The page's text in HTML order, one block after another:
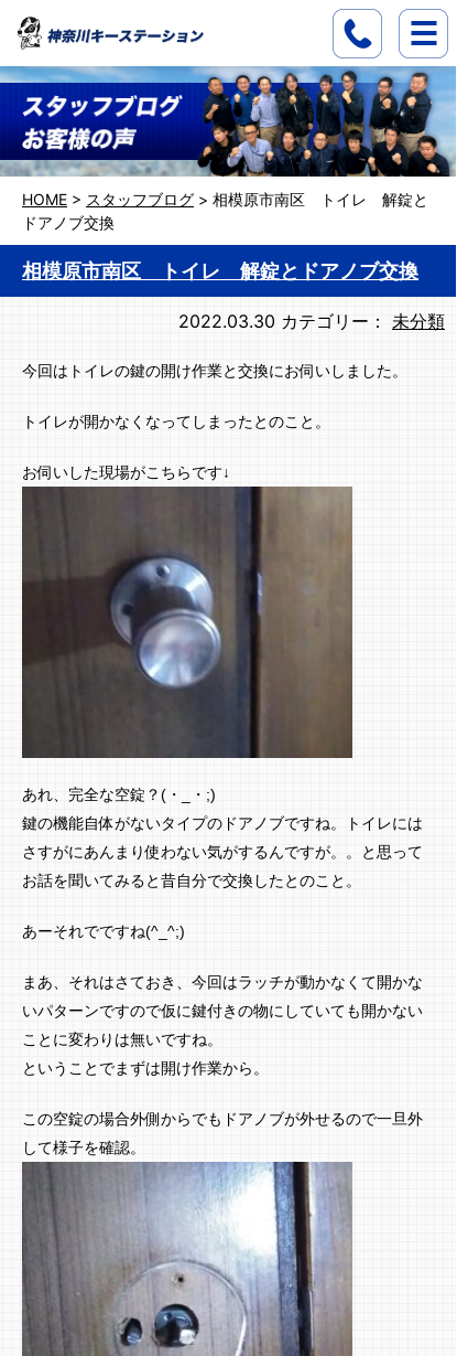
HOME > スタッフブログ > 相模原市南区 トイレ 解錠と
ドアノブ交換
相模原市南区 トイレ 解錠とドアノブ交換
2022.03.30 カテゴリー： 未分類
今回はトイレの鍵の開け作業と交換にお伺いしました。
トイレが開かなくなってしまったとのこと。
お伺いした現場がこちらです↓
あれ、完全な空錠？(・_・;)
鍵の機能自体がないタイプのドアノブですね。トイレには
さすがにあんまり使わない気がするんですが。。と思って
お話を聞いてみると昔自分で交換したとのこと。
あーそれでですね(^_^;)
まあ、それはさておき、今回はラッチが動かなくて開かな
いパターンですので仮に鍵付きの物にしていても開かない
ことに変わりは無いですね。
ということでまずは開け作業から。
この空錠の場合外側からでもドアノブが外せるので一旦外
して様子を確認。